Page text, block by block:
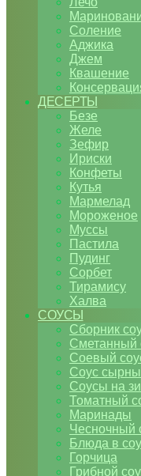
Соление
Аджика
Джем
Квашение
ДЕСЕРТЫ
Безе
Желе
Зефир
Ириски
Конфеты
Кутья
Мармелад
Мороженое
Муссы
Пастила
Пудинг
Сорбет
Тирамису
Халва
СОУСЫ
Сборник
Сметанный
Соевый
Соус
Соусы на
Томатный
Маринады
Чесночный
Блюда в
Горчица
Грибной